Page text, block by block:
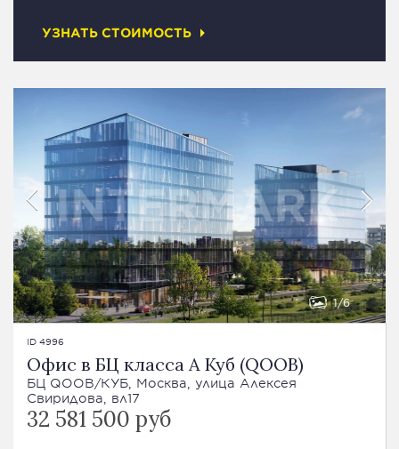
УЗНАТЬ СТОИМОСТЬ
1 6
ID 4996
Офис в БЦ класса А Куб (QOOB)
БЦ QOOB/КУБ, Москва, улица Алексея
Свиридова, вл17
32 581 500 руб